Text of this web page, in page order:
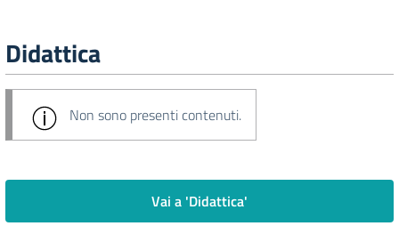
Didattica
Non sono presenti contenuti.
Vai a 'Didattica'